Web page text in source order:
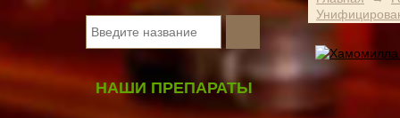
НАШИ ПРЕПАРАТЫ